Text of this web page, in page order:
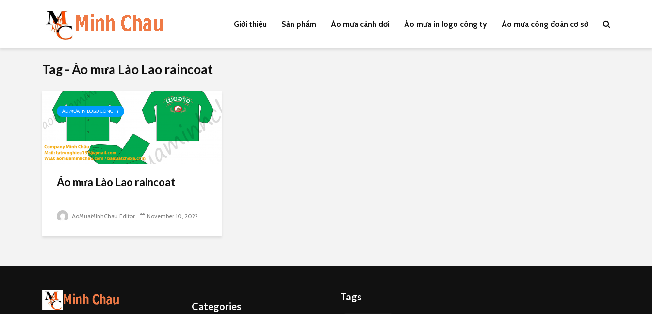
Giới thiệu Sản phẩm Áo mưa cánh dơi Áo mưa in logo công ty Áo mưa công đoàn cơ sở
Tag - Áo mưa Lào Lao raincoat
ÁO MƯA IN LOGO CÔNG TY
Áo mưa Lào Lao raincoat
AoMuaMinhChau Editor November 10, 2022
Categories
Tags